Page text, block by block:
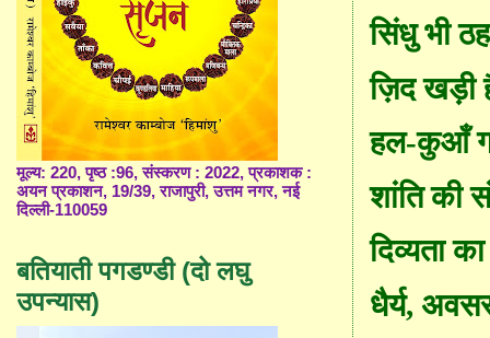
सिंधु भी
ज़िद खड़ी
हल-कुआँ
शांति की
दिव्यता का
धैर्य,
मूल्य: 220, पृष्ठ :96, संस्करण : 2022, प्रकाशक :
अयन प्रकाशन, 19/39, राजापुरी, उत्तम नगर, नई
दिल्ली-110059
बतियाती पगडण्डी (दो लघु
उपन्यास)